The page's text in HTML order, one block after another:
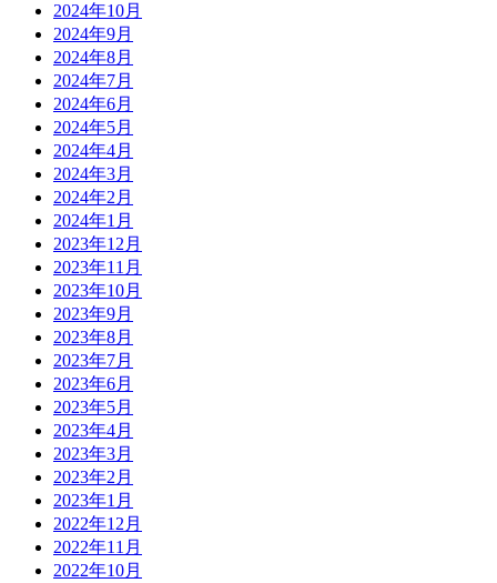
2024年10月
2024年9月
2024年8月
2024年7月
2024年6月
2024年5月
2024年4月
2024年3月
2024年2月
2024年1月
2023年12月
2023年11月
2023年10月
2023年9月
2023年8月
2023年7月
2023年6月
2023年5月
2023年4月
2023年3月
2023年2月
2023年1月
2022年12月
2022年11月
2022年10月